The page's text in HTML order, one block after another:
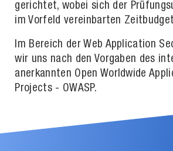
gerichtet, wobei sich der
im Vorfeld vereinbarten
Im Bereich der Web Application
wir uns nach den Vorgaben des
anerkannten Open Worldwide
Projects - OWASP.